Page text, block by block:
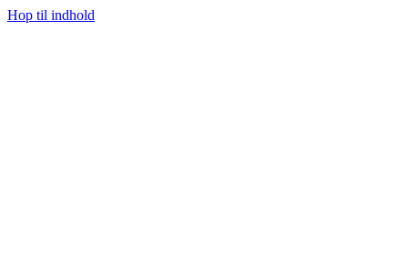
Hop til indhold